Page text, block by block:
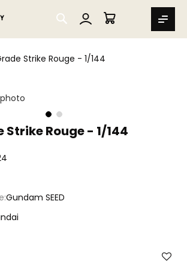
SEARCH
MIN VARUKORG
Strike Rouge - 1/144
Strike Rouge - 1/144
Gundam SEED